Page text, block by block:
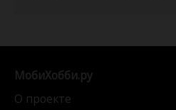
МобиХобби.ру
О проекте